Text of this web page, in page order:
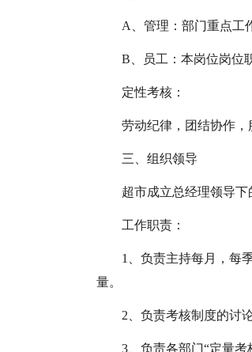
A、管理：部门重点工
B、员工：本岗位岗位
定性考核：
劳动纪律，团结协作，
三、组织领导
超市成立总经理领导
工作职责：
1、负责主持每月，每
量。
2、负责考核制度的讨
3、负责各部门“定量考